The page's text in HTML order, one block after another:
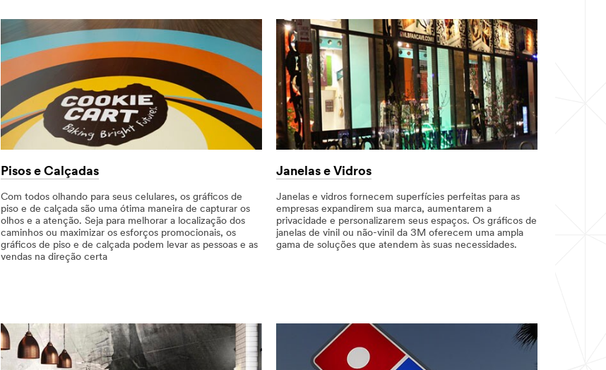
Pisos e Calçadas
Com todos olhando para seus celulares, os gráficos de
piso e de calçada são uma ótima maneira de capturar os
olhos e a atenção. Seja para melhorar a localização dos
caminhos ou maximizar os esforços promocionais, os
gráficos de piso e de calçada podem levar as pessoas e as
vendas na direção certa
Janelas e Vidros
Janelas e vidros fornecem superfícies perfeitas para as
empresas expandirem sua marca, aumentarem a
privacidade e personalizarem seus espaços. Os gráficos de
janelas de vinil ou não-vinil da 3M oferecem uma ampla
gama de soluções que atendem às suas necessidades.